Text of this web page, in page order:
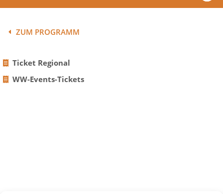
ZUM PROGRAMM
Ticket Regional
WW-Events-Tickets